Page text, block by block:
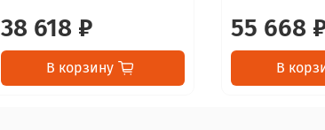
38 618 ₽
В корзину
55 668
В